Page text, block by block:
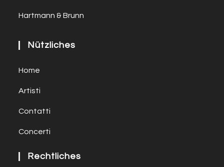
Hartmann & Brunn
Nützliches
Home
Artisti
Contatti
Concerti
Rechtliches